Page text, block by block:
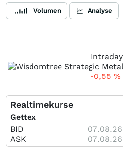
Volumen Analyse
Intraday
-0,55 %
Realtimekurse
Gettex
BID 07.08.26
ASK
07.08.26